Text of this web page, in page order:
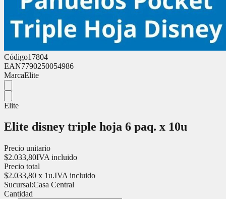
Código17804
EAN7790250054986
MarcaElite
Elite
Elite disney triple hoja 6 paq. x 10u
Precio unitario
$2.033,80IVA incluido
Precio total
$2.033,80 x 1u.IVA incluido
Sucursal:Casa Central
Cantidad